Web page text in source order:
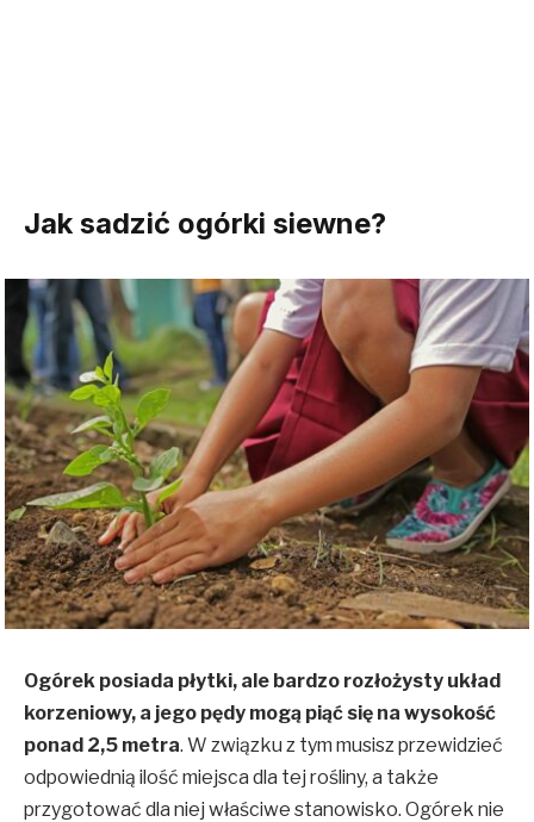
Jak sadzić ogórki siewne?
Ogórek posiada płytki, ale bardzo rozłożysty układ
korzeniowy, a jego pędy mogą piąć się na wysokość
ponad 2,5 metra. W związku z tym musisz przewidzieć
odpowiednią ilość miejsca dla tej rośliny, a także
przygotować dla niej właściwe stanowisko. Ogórek nie